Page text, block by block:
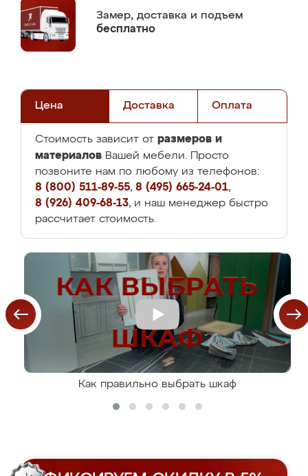
Замер, доставка и подъем
бесплатно
Цена Доставка Оплата
Стоимость зависит от размеров и
материалов Вашей мебели. Просто
позвоните нам по любому из телефонов:
8 (800) 511-89-55, 8 (495) 665-24-01,
8 (926) 409-68-13, и наш менеджер быстро
рассчитает стоимость.
Как правильно выбрать шкаф